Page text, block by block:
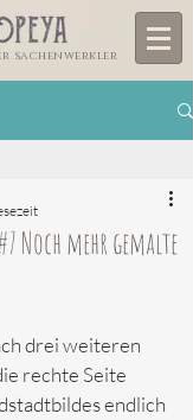
sachenwerkler
Noch mehr gemalte
drei weiteren
rechte Seite
endlich